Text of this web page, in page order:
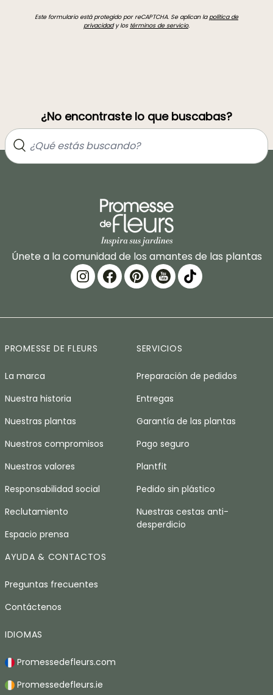
Este formulario está protegido por reCAPTCHA. Se aplican lapolítica de
privacidady los términos de servicio.
¿No encontraste lo que buscabas?
Únete a la comunidad de los amantes de las plantas
PROMESSE DE FLEURS
La marca
Nuestra historia
Nuestras plantas
Nuestros compromisos
Nuestros valores
Responsabilidad social
Reclutamiento
Espacio prensa
SERVICIOS
Preparación de pedidos
Entregas
Garantía de las plantas
Pago seguro
Plantfit
Pedido sin plástico
Nuestras cestas anti-
desperdicio
AYUDA & CONTACTOS
Preguntas frecuentes
Contáctenos
IDIOMAS
Promessedefleurs.com
Promessedefleurs.ie